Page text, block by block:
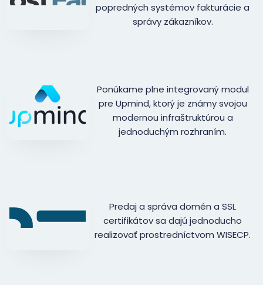
popredných systémov fakturácie a
správy zákazníkov.
Ponúkame plne integrovaný modul
pre Upmind, ktorý je známy svojou
modernou infraštruktúrou a
jednoduchým rozhraním.
Predaj a správa domén a SSL
certifikátov sa dajú jednoducho
realizovať prostredníctvom WISECP.